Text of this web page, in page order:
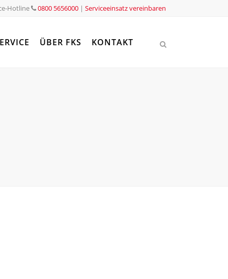
Hotline 0800 5656000 | Serviceeinsatz vereinbaren
ÜBER FKS KONTAKT